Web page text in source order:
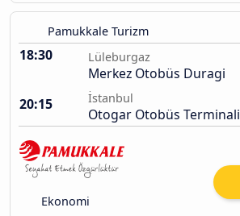
Pamukkale Turizm
18:30 Lüleburgaz
Merkez Otobüs Duragi
20:15
İstanbul
Otogar Otobüs Terminali
Ekonomi